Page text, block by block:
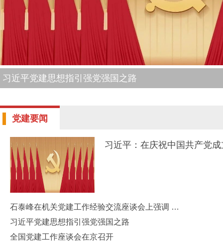
黄日生在市委市直机关工委调研时强调：准确把握新时
党建要闻
石泰峰在机关党建工作经验交流座谈会上强调 深入学习贯彻习近平党建思想 不断开创机关党建工作新局面
习近平党建思想指引强党强国之路
全国党建工作座谈会在京召开